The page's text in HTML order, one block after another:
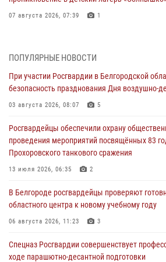
07 августа 2026, 07:39 1
Подвиги героев‑росгвардейцев увековечили
экспозиции белгородского музея‑диорамы
06 августа 2026, 12:05 3
В Белгороде росгвардейцы проверяют
областного центра к новому учебному году
Росгвардия обеспечила общественную
83-й годовщины освобождения г. Белгорода
06 августа 2026, 06:54 3
ПОПУЛЯРНЫЕ НОВОСТИ
При участии Росгвардии в Белгородской
безопасность празднования Дня воздушно-
03 августа 2026, 08:07 5
Росгвардейцы обеспечили охрану
проведения мероприятий посвящённых 83
Прохоровского танкового сражения
13 июля 2026, 06:35 2
В Белгороде росгвардейцы проверяют
областного центра к новому учебному году
06 августа 2026, 11:23 3
Спецназ Росгвардии совершенствует
ходе парашютно-десантной подготовки